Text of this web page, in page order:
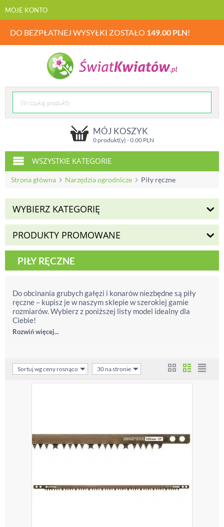
MOJE KONTO
DO BEZPŁATNEJ WYSYŁKI ZOSTAŁO 149.00 PLN!
MÓJ KOSZYK
0 produkt(y) -0.00PLN
WSZYSTKIE KATEGORIE
Strona główna Narzędzia ogrodnicze Piły ręczne
WYBIERZ KATEGORIĘ
PRODUKTY PROMOWANE
PIŁY RĘCZNE
Do obcinania grubych gałęzi i konarów niezbędne są piły
ręczne – kupisz je w naszym sklepie w szerokiej gamie
rozmiarów. Wybierz z poniższej listy model idealny dla
Ciebie!
Rozwiń więcej...
Sortuj wg ceny rosnąco 30 na stronie